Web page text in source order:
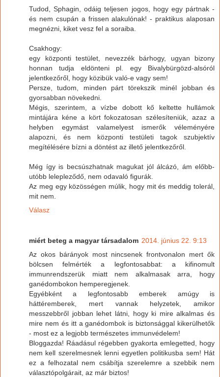
Tudod, Sphagin, odáig teljesen jogos, hogy egy pártnak -
és nem csupán a frissen alakulónak! - praktikus alaposan
megnézni, kiket vesz fel a soraiba.
Csakhogy:
egy központi testület, nevezzék bárhogy, ugyan bizony
honnan tudja eldönteni pl. egy Bivalybürgözd-alsóról
jelentkezőről, hogy közibük való-e vagy sem!
Persze, tudom, minden párt törekszik minél jobban és
gyorsabban növekedni.
Mégis, szerintem, a vízbe dobott kő keltette hullámok
mintájára kéne a kört fokozatosan szélesíteniük, azaz a
helyben egymást valamelyest ismerők véleményére
alapozni, és nem központi testületi tagok szubjektív
megítélésére bízni a döntést az illető jelentkezőről.
Még így is becsúszhatnak magukat jól álcázó, ám előbb-
utóbb lelepleződő, nem odavaló figurák.
Az meg egy közösségen múlik, hogy mit és meddig tolerál,
mit nem.
Válasz
miért beteg a magyar társadalom 2014. június 22. 9:13
Az okos bárányok most nincsenek frontvonalon mert ők
bölcsen felmérték a legfontosabbat: a kifinomult
immunrendszerük miatt nem alkalmasak arra, hogy
ganédombokon hemperegjenek.
Egyébként a legfontosabb emberek amúgy is
háttéremberek, mert vannak helyzetek, amikor
messzebbről jobban lehet látni, hogy ki mire alkalmas és
mire nem és itt a ganédombok is biztonsággal kikerülhetők
- most ez a legjobb természetes immunvédelem!
Bloggazda! Ráadásul régebben gyakorta emlegetted, hogy
nem kell szerelmesnek lenni egyetlen politikusba sem! Hát
ez a felhozatal nem csábítja szerelemre a szebbik nem
választópolgárait, az már biztos!